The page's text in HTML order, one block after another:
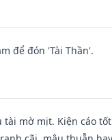
để đón 'Tài Thần'.
tài mờ mịt. Kiện cáo